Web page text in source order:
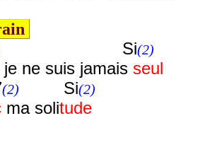
Si(2)
je ne suis jamais seul
(2) Si(2)
ma solitude